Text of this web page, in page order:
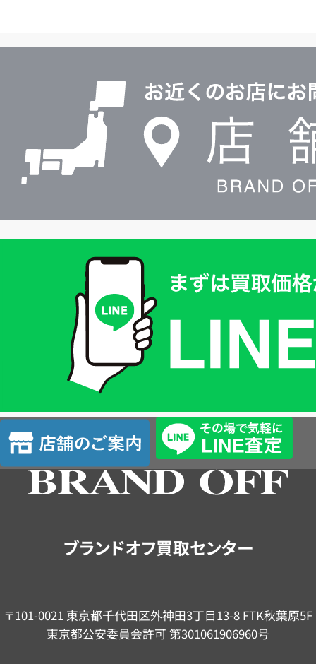
ル
査
定
店
舗
の
ブランドオフ買取センター
〒101-0021 東京都千代田区外神田3丁目13-8 FTK秋葉原5F
東京都公安委員会許可 第301061906960号